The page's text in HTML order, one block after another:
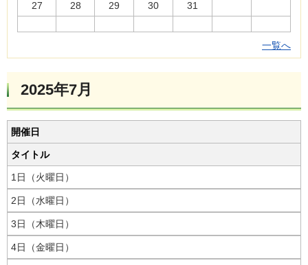
27
28 29 30 31
一覧へ
2025年7月
開催日
タイトル
1日（火曜日）
2日（水曜日）
3日（木曜日）
4日（金曜日）